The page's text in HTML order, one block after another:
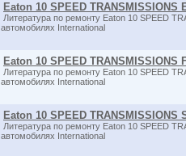
Eaton 10 SPEED TRANSMISSIONS
Литература по ремонту Eaton 10 SPEED
автомобилях International
Eaton 10 SPEED TRANSMISSIONS
Литература по ремонту Eaton 10 SPEED
автомобилях International
Eaton 10 SPEED TRANSMISSIONS
Литература по ремонту Eaton 10 SPEED
автомобилях International